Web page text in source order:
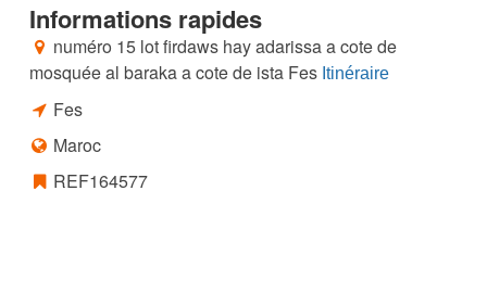
Informations rapides
numéro 15 lot firdaws hay adarissa a cote de
mosquée al baraka a cote de ista Fes Itinéraire
Fes
Maroc
REF164577